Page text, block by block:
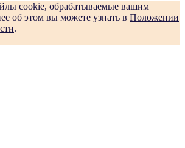
cookie, обрабатываемые вашим
об этом вы можете узнать в Положении
.